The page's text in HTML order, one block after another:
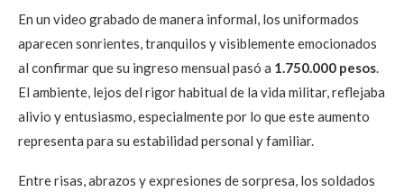
En un video grabado de manera informal, los uniformados
aparecen sonrientes, tranquilos y visiblemente emocionados
al confirmar que su ingreso mensual pasó a 1.750.000 pesos.
El ambiente, lejos del rigor habitual de la vida militar, reflejaba
alivio y entusiasmo, especialmente por lo que este aumento
representa para su estabilidad personal y familiar.
Entre risas, abrazos y expresiones de sorpresa, los soldados